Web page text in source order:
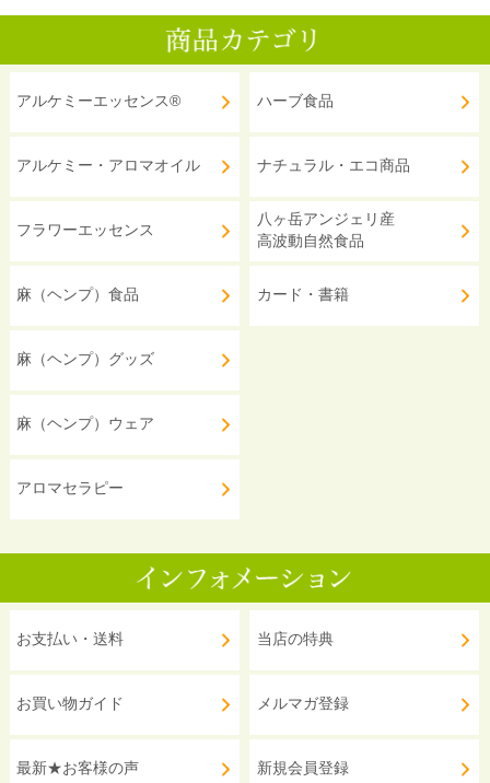
アルケミーエッセンス®
アルケミー・アロマオイル
フラワーエッセンス
麻（ヘンプ）食品
麻（ヘンプ）グッズ
麻（ヘンプ）ウェア
アロマセラピー
ハーブ食品
ナチュラル・エコ商品
八ヶ岳アンジェリ産
高波動自然食品
カード・書籍
お支払い・送料
お買い物ガイド
最新★お客様の声
当店の特典
メルマガ登録
新規会員登録